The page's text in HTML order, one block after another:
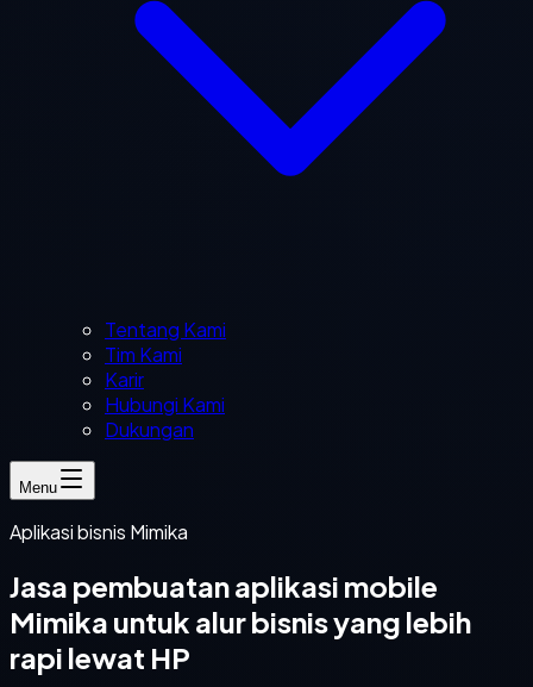
Tentang Kami
Tim Kami
Karir
Hubungi Kami
Dukungan
Menu
Aplikasi bisnis Mimika
Jasa pembuatan aplikasi mobile
Mimika untuk alur bisnis yang lebih
rapi lewat HP